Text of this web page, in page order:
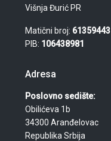
Višnja Đurić PR
Matični broj: 61359443
PIB: 106438981
Adresa
Poslovno sedište:
Obilićeva 1b
34300 Aranđelovac
Republika Srbija